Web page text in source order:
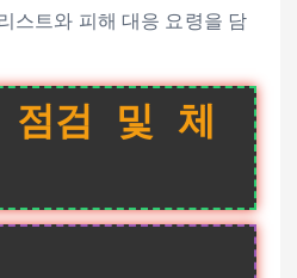
스트와 피해 대응 요령을 담
검 및 체